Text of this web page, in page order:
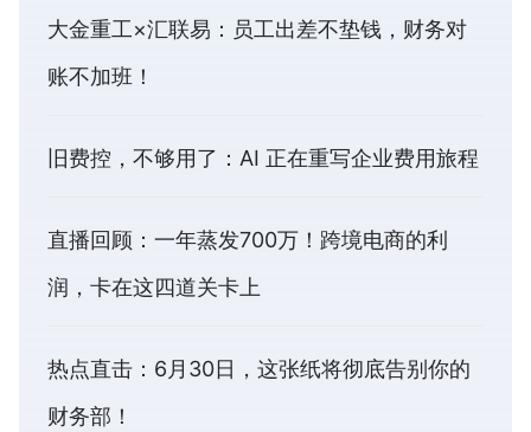
大金重工×汇联易：员工出差不垫钱，财务对
账不加班！
旧费控，不够用了：AI 正在重写企业费用旅程
直播回顾：一年蒸发700万！跨境电商的利
润，卡在这四道关卡上
热点直击：6月30日，这张纸将彻底告别你的
财务部！